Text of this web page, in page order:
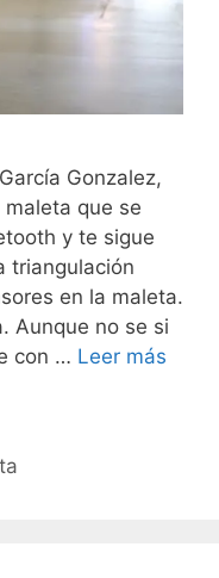
Gonzalez,
que se
y te sigue
triangulación
en la maleta.
Aunque no se si
con … Leer más